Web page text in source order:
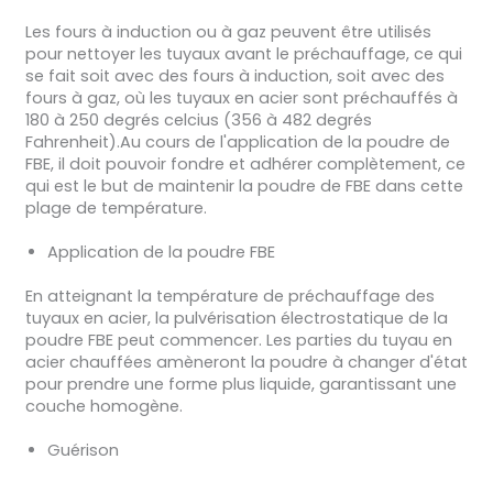
Les fours à induction ou à gaz peuvent être utilisés
pour nettoyer les tuyaux avant le préchauffage, ce qui
se fait soit avec des fours à induction, soit avec des
fours à gaz, où les tuyaux en acier sont préchauffés à
180 à 250 degrés celcius (356 à 482 degrés
Fahrenheit).Au cours de l'application de la poudre de
FBE, il doit pouvoir fondre et adhérer complètement, ce
qui est le but de maintenir la poudre de FBE dans cette
plage de température.
Application de la poudre FBE
En atteignant la température de préchauffage des
tuyaux en acier, la pulvérisation électrostatique de la
poudre FBE peut commencer. Les parties du tuyau en
acier chauffées amèneront la poudre à changer d'état
pour prendre une forme plus liquide, garantissant une
couche homogène.
Guérison